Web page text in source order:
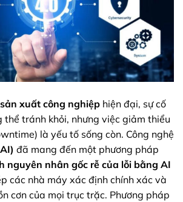
sản xuất công nghiệp hiện đại, sự cố
thể tránh khỏi, nhưng việc giảm thiểu
là yếu tố sống còn. Công nghệ
đã mang đến một phương pháp
nguyên nhân gốc rễ của lỗi bằng AI
các nhà máy xác định chính xác và
cơn của mọi trục trặc. Phương pháp